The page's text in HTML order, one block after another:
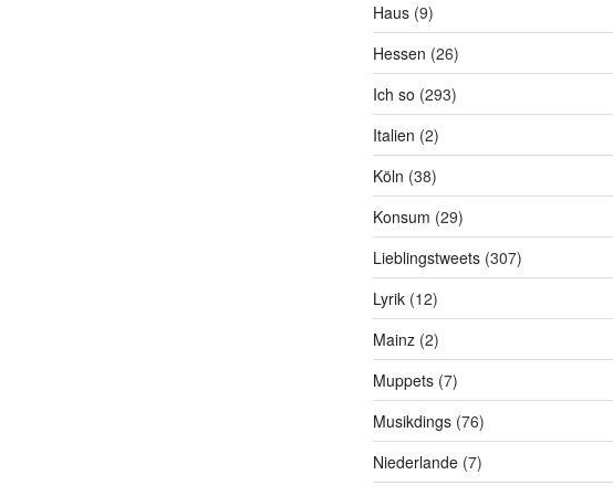
Haus(9)
Hessen (26)
Ich so (293)
Italien (2)
Köln (38)
Konsum (29)
Lieblingstweets(307)
Lyrik(12)
Mainz(2)
Muppets(7)
Musikdings(76)
Niederlande(7)